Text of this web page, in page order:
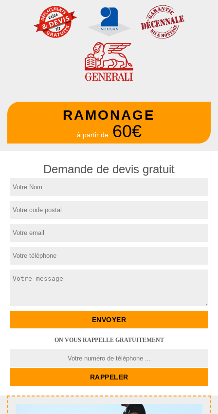
RAMONAGE
à partir de 60€
Demande de devis gratuit
ON VOUS RAPPELLE GRATUITEMENT